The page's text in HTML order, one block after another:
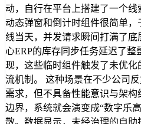
动，自行在平台上搭建了一个
动态弹窗和倒计时组件很简单
线当天，并发请求瞬间打满了
心ERP的库存同步任务延迟了整
现，这些临时组件触发了未优
流机制。 这种场景在不少公司
需求，但不具备性能意识与架
边界，系统就会演变成“数字乐
散。数据显示，未经治理的自